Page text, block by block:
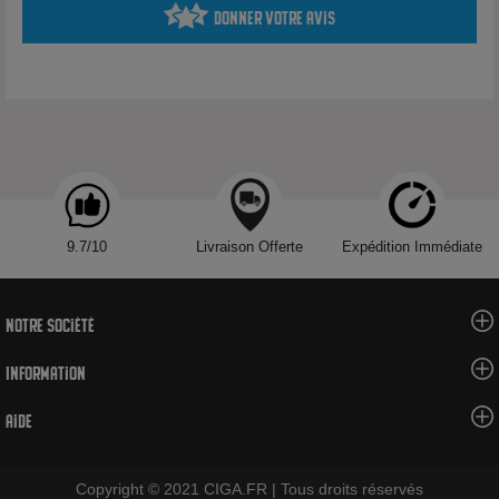
Une vape
non écœurante
Un véritable all-day pour les amateurs de saveurs tropicales
100ml sans nicotine
mélange homogène.
Donner votre avis
9.7/10 Livraison Offerte Expédition Immédiate
Notre société
Information
Aide
Copyright © 2021 CIGA.FR | Tous droits réservés